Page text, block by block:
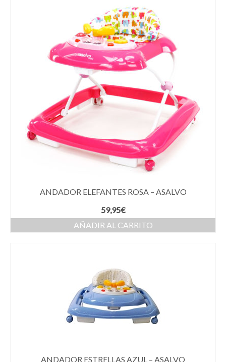
ANDADOR ELEFANTES ROSA – ASALVO
59,95€
AÑADIR AL CARRITO
ANDADOR ESTRELLAS AZUL – ASALVO